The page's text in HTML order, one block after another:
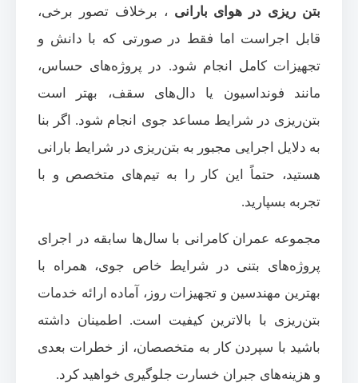
بتن ریزی در هوای بارانی ، برخلاف تصور برخی،
قابل اجراست اما فقط در صورتی که با دانش و
تجهیزات کامل انجام شود. در پروژه‌های حساس،
مانند فونداسیون یا دال‌های سقف، بهتر است
بتن‌ریزی در شرایط مساعد جوی انجام شود. اگر بنا
به دلایل اجرایی مجبور به بتن‌ریزی در شرایط بارانی
هستید، حتماً این کار را به تیم‌های متخصص و با
تجربه بسپارید.
مجموعه عمران کامرانی با سال‌ها سابقه در اجرای
پروژه‌های بتنی در شرایط خاص جوی، همراه با
بهترین مهندسین و تجهیزات روز، آماده ارائه خدمات
بتن‌ریزی با بالاترین کیفیت است. اطمینان داشته
باشید با سپردن کار به متخصصان، از خطرات بعدی
و هزینه‌های جبران خسارت جلوگیری خواهید کرد.